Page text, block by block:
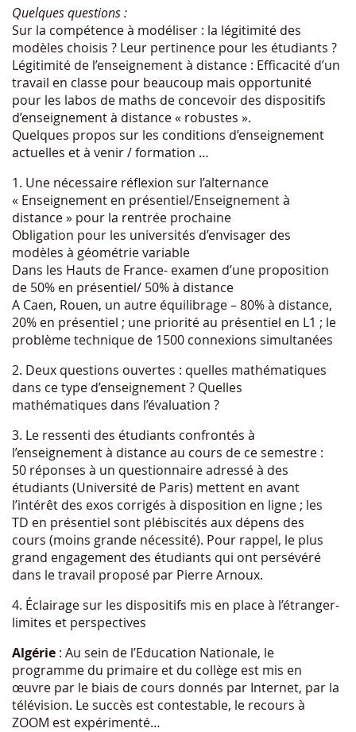
Quelques questions :
Sur la compétence à modéliser : la légitimité des
modèles choisis ? Leur pertinence pour les étudiants ?
Légitimité de l’enseignement à distance : Efficacité d’un
travail en classe pour beaucoup mais opportunité
pour les labos de maths de concevoir des dispositifs
d’enseignement à distance « robustes ».
Quelques propos sur les conditions d’enseignement
actuelles et à venir / formation …
1. Une nécessaire réflexion sur l’alternance
« Enseignement en présentiel/Enseignement à
distance » pour la rentrée prochaine
Obligation pour les universités d’envisager des
modèles à géométrie variable
Dans les Hauts de France- examen d’une proposition
de 50% en présentiel/ 50% à distance
A Caen, Rouen, un autre équilibrage – 80% à distance,
20% en présentiel ; une priorité au présentiel en L1 ; le
problème technique de 1500 connexions simultanées
2. Deux questions ouvertes : quelles mathématiques
dans ce type d’enseignement ? Quelles
mathématiques dans l’évaluation ?
3. Le ressenti des étudiants confrontés à
l’enseignement à distance au cours de ce semestre :
50 réponses à un questionnaire adressé à des
étudiants (Université de Paris) mettent en avant
l’intérêt des exos corrigés à disposition en ligne ; les
TD en présentiel sont plébiscités aux dépens des
cours (moins grande nécessité). Pour rappel, le plus
grand engagement des étudiants qui ont persévéré
dans le travail proposé par Pierre Arnoux.
4. Éclairage sur les dispositifs mis en place à l’étranger-
limites et perspectives
Algérie : Au sein de l’Education Nationale, le
programme du primaire et du collège est mis en
œuvre par le biais de cours donnés par Internet, par la
télévision. Le succès est contestable, le recours à
ZOOM est expérimenté…